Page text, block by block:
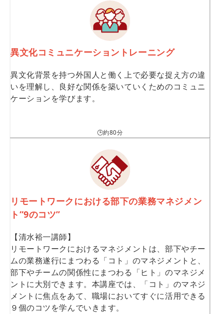
異文化コミュニケーショントレーニング
異文化背景を持つ外国人と働く上で必要な捉え方の違
いを理解し、良好な関係を築いていくためのコミュニ
ケーションを学びます。
🕒約80分
リモートワークにおける部下の業務マネジメン
ト”9のコツ”
【清水裕一講師】
リモートワークにおけるマネジメントは、部下やチー
ムの業務遂行にまつわる「コト」のマネジメントと、
部下やチームの関係性にまつわる「ヒト」のマネジメ
ントに大別できます。本講座では、「コト」のマネジ
メントに焦点をあて、職場においてすぐに活用できる
９個のコツを学んでいきます。